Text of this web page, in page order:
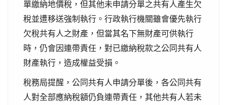
單繳納地價稅，但其他未申請分單之共有人產生欠
稅並遭移送強制執行。行政執行機關雖會優先執行
欠稅共有人之財產，但當其名下無財產可供執行
時，仍會因連帶責任，對已繳納稅款之公同共有人
財產執行，造成權益受損。
稅務局提醒，公同共有人申請分單後，各公同共有
人對全部應納稅額仍負連帶責任，其他共有人若未